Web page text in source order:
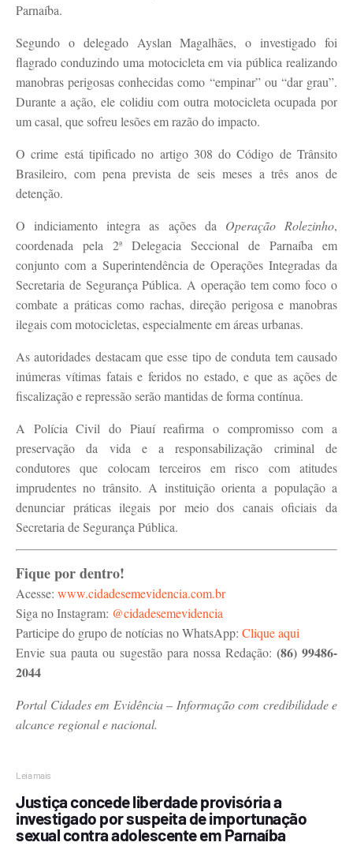
Parnaíba.
Segundo o delegado Ayslan Magalhães, o investigado foi
flagrado conduzindo uma motocicleta em via pública realizando
manobras perigosas conhecidas como “empinar” ou “dar grau”.
Durante a ação, ele colidiu com outra motocicleta ocupada por
um casal, que sofreu lesões em razão do impacto.
O crime está tipificado no artigo 308 do Código de Trânsito
Brasileiro, com pena prevista de seis meses a três anos de
detenção.
O indiciamento integra as ações da Operação Rolezinho,
coordenada pela 2ª Delegacia Seccional de Parnaíba em
conjunto com a Superintendência de Operações Integradas da
Secretaria de Segurança Pública. A operação tem como foco o
combate a práticas como rachas, direção perigosa e manobras
ilegais com motocicletas, especialmente em áreas urbanas.
As autoridades destacam que esse tipo de conduta tem causado
inúmeras vítimas fatais e feridos no estado, e que as ações de
fiscalização e repressão serão mantidas de forma contínua.
A Polícia Civil do Piauí reafirma o compromisso com a
preservação da vida e a responsabilização criminal de
condutores que colocam terceiros em risco com atitudes
imprudentes no trânsito. A instituição orienta a população a
denunciar práticas ilegais por meio dos canais oficiais da
Secretaria de Segurança Pública.
Fique por dentro!
Acesse: www.cidadesemevidencia.com.br
Siga no Instagram: @cidadesemevidencia
Participe do grupo de notícias no WhatsApp: Clique aqui
Envie sua pauta ou sugestão para nossa Redação: (86) 99486-
2044
Portal Cidades em Evidência – Informação com credibilidade e
alcance regional e nacional.
Leia mais
Justiça concede liberdade provisória a
investigado por suspeita de importunação
sexual contra adolescente em Parnaíba